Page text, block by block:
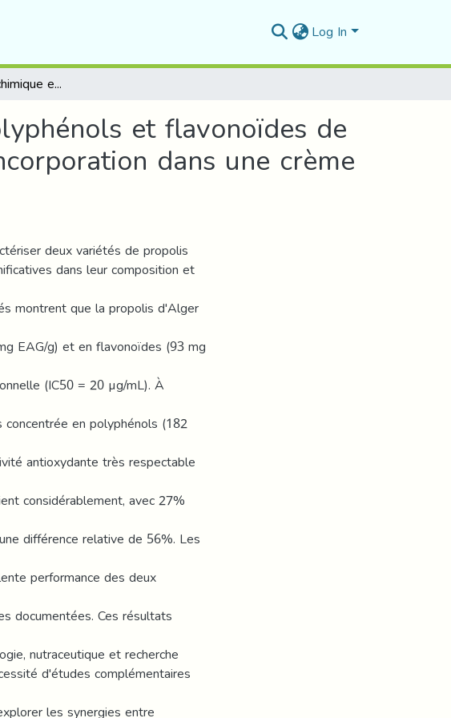
Log In
Screening phytochimique et dosage des polyphénols et flavonoïdes de deux variétés de la propolis d’Algérie : « Incorporation dans une crème cosmétique »
et flavonoïdes de
dans une crème
deux variétés de propolis
dans leur composition et
montrent que la propolis d'Alger
EAG/g) et en flavonoïdes (93 mg
(IC50 = 20 µg/mL). À
en polyphénols (182
antioxydante très respectable
considérablement, avec 27%
différence relative de 56%. Les
performance des deux
documentées. Ces résultats
nutraceutique et recherche
d'études complémentaires
les synergies entre